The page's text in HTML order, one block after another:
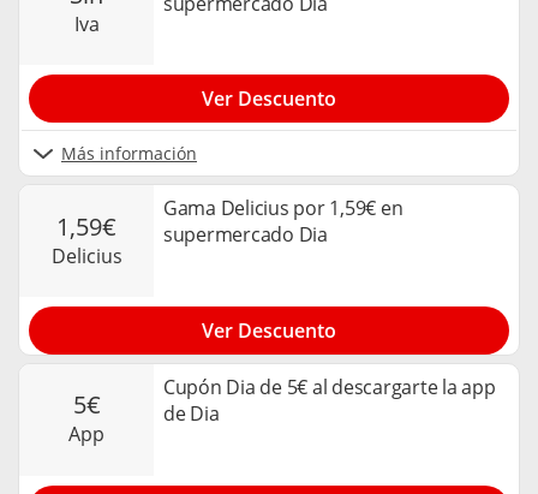
iva
Más información
Ver Descuento
1,59€
delicius
Gama Delicius por 1,59€ en
supermercado Dia
Ver Descuento
5€
app
Cupón Dia de 5€ al descargarte la app
de Dia